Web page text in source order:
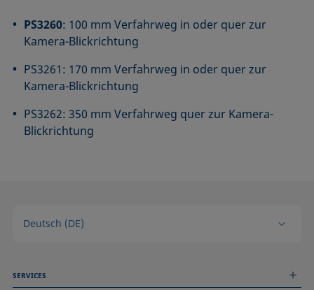
PS3260: 100 mm Verfahrweg in oder quer zur
Kamera-Blickrichtung
PS3261: 170 mm Verfahrweg in oder quer zur
Kamera-Blickrichtung
PS3262: 350 mm Verfahrweg quer zur Kamera-
Blickrichtung
Deutsch (DE)
SERVICES